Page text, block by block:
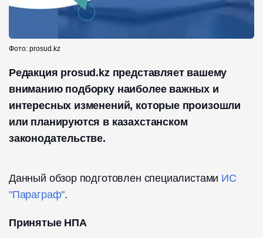
Фото: prosud.kz
Редакция prosud.kz представляет вашему
вниманию подборку наиболее важных и
интересных изменений, которые произошли
или планируются в казахстанском
законодательстве.
Данный обзор подготовлен специалистами ИС
"Параграф".
Принятые НПА